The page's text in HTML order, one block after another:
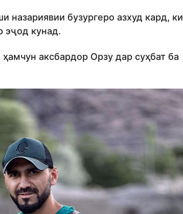
бузургеро азхуд кард, ки
эҷод кунад.
аксбардор Орзу дар суҳбат ба